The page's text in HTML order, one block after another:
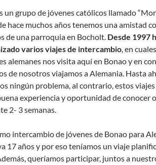
un grupo de jóvenes católicos llamado
hace muchos años tenemos una amistad
de una parroquia en Bocholt. Desde 1997
varios viajes de intercambio, en
alemanes nos visita aquí en Bonao y en
de nosotros viajamos a Alemania. Hasta
ningún problema, al contrario, estos
experiencia y oportunidad de conocer
2- 3 semanas.
intercambio de jóvenes de Bonao para
17 años y por eso teníamos un viaje
queríamos participar, juntos a